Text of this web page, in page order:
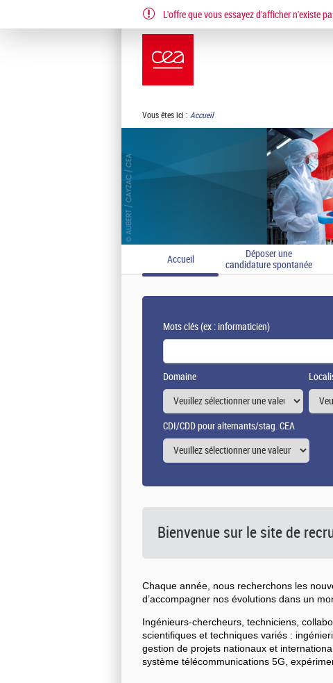
EN FR
Vous êtes ici : Accueil
Accueil
Déposer une
candidature spontanée
Mots clés(ex : informaticien)
Domaine
CDI/CDD pour alternants/stag. CEA
L'offre que vous essayez d'afficher n'existe
Bienvenue sur le site de
Chaque année, nous recherchons les
d’accompagner nos évolutions dans un
Ingénieurs-chercheurs, techniciens,
scientifiques et techniques variés :
gestion de projets nationaux et
système télécommunications 5G,